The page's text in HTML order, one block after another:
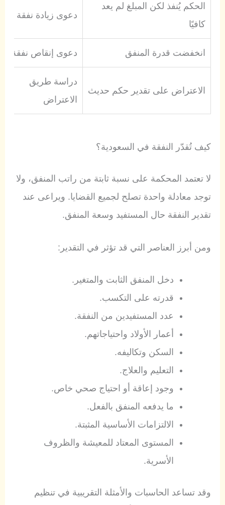
الحكم يُنفذ لكن المبلغ لم يعد
كافيًا
دعوى زيادة نفقة
انخفضت قدرة المنفق دعوى إنقاص نفقة
الاعتراض على تقدير حكم حديث
دراسة طريق
الاعتراض
كيف تُقدّر النفقة في السعودية؟
لا تعتمد المحكمة على نسبة ثابتة من راتب المنفق، ولا
توجد معادلة واحدة تصلح لجميع القضايا. ويراعى عند
تقدير النفقة حال المستفيد وسعة المنفق.
ومن أبرز العناصر التي قد تؤثر في التقدير:
دخل المنفق الثابت والمتغير.
قدرته على التكسب.
عدد المستفيدين من النفقة.
أعمار الأولاد واحتياجاتهم.
السكن وتكاليفه.
التعليم والعلاج.
وجود إعاقة أو احتياج صحي خاص.
ما يدفعه المنفق بالفعل.
الالتزامات الأساسية المثبتة.
المستوى المعتاد للمعيشة والظروف
الأسرية.
وقد تساعد الحاسبات والأمثلة التقريبية في تنظيم